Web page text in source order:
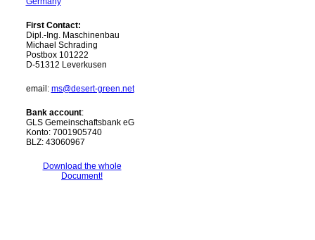
First Contact:
Dipl.-Ing. Maschinenbau
Michael Schrading
Postbox 101222
D-51312 Leverkusen
email: ms@desert-green.net
Bank account:
GLS Gemeinschaftsbank eG
Konto: 7001905740
BLZ: 43060967
Download the whole
Document!